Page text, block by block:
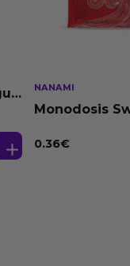
NANAMI
Monodosis
0.36€